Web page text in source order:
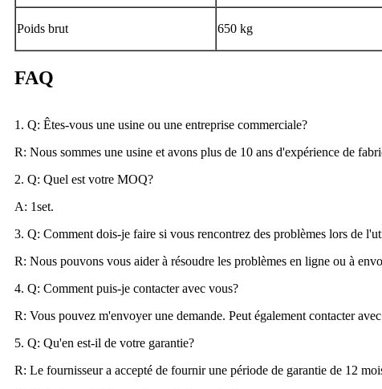
Poids brut 650 kg
FAQ
1. Q: Êtes-vous une usine ou une entreprise commerciale?
R: Nous sommes une usine et avons plus de 10 ans d'expérience de
2. Q: Quel est votre MOQ?
A: 1set.
3. Q: Comment dois-je faire si vous rencontrez des problèmes lors de
R: Nous pouvons vous aider à résoudre les problèmes en ligne ou à
4. Q: Comment puis-je contacter avec vous?
R: Vous pouvez m'envoyer une demande. Peut également contacter
5. Q: Qu'en est-il de votre garantie?
R: Le fournisseur a accepté de fournir une période de garantie de 12